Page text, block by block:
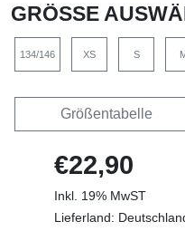
GRÖSSE
134/146 XS S
Größentabelle
€22,90
Inkl. 19% MwST
Lieferland: